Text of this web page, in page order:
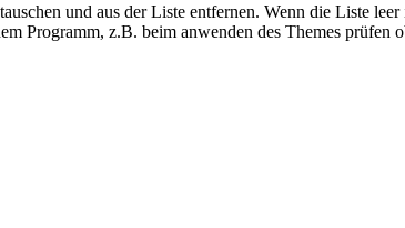
und aus der Liste entfernen. Wenn die Liste
Programm, z.B. beim anwenden des Themes prüfen